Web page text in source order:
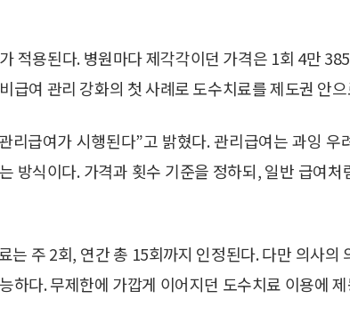
적용된다. 병원마다 제각각이던 가격은 1회 4만
급여 관리 강화의 첫 사례로 도수치료를 제도권 안
리급여가 시행된다”고 밝혔다. 관리급여는 과잉 우
방식이다. 가격과 횟수 기준을 정하되, 일반 급여처
는 주 2회, 연간 총 15회까지 인정된다. 다만 의사의
하다. 무제한에 가깝게 이어지던 도수치료 이용에